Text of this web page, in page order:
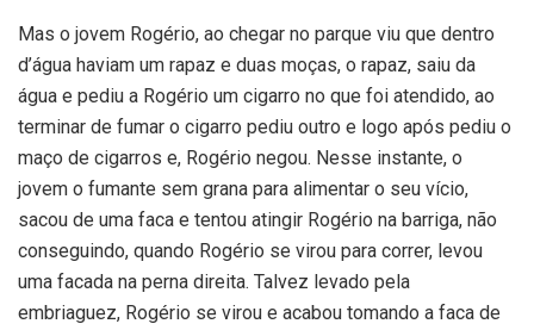
Mas o jovem Rogério, ao chegar no parque viu que dentro
d’água haviam um rapaz e duas moças, o rapaz, saiu da
água e pediu a Rogério um cigarro no que foi atendido, ao
terminar de fumar o cigarro pediu outro e logo após pediu o
maço de cigarros e, Rogério negou. Nesse instante, o
jovem o fumante sem grana para alimentar o seu vício,
sacou de uma faca e tentou atingir Rogério na barriga, não
conseguindo, quando Rogério se virou para correr, levou
uma facada na perna direita. Talvez levado pela
embriaguez, Rogério se virou e acabou tomando a faca de